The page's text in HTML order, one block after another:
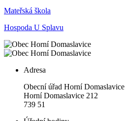
Mateřská škola
Hospoda U Splavu
Adresa
Obecní úřad Horní Domaslavice
Horní Domaslavice 212
739 51